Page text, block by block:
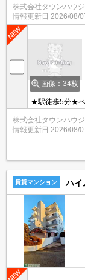
株式会社タウンハウ
情報更新日 2026/08/
画像：34枚
★駅徒歩5分★ペ
株式会社タウンハウ
情報更新日 2026/08/
賃貸マンション ハイ